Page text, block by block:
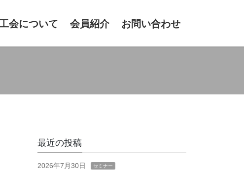
会について 会員紹介 お問い合わせ
最近の投稿
2026年7月30日 セミナー